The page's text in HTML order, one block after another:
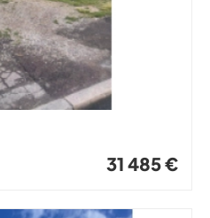
31 485 €